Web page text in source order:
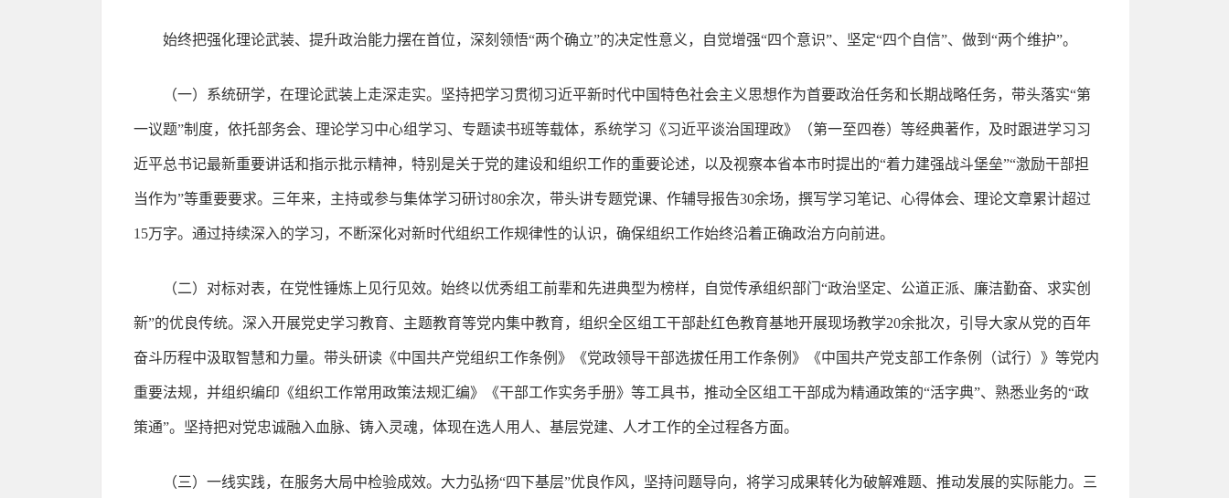
始终把强化理论武装、提升政治能力摆在首位，深刻领悟“两个确立”的决定性意义，自觉增强“四个意识”、坚定“四个自信”、做到“两个维护”。
（一）系统研学，在理论武装上走深走实。坚持把学习贯彻习近平新时代中国特色社会主义思想作为首要政治任务和长期战略任务，带头落实“第
一议题”制度，依托部务会、理论学习中心组学习、专题读书班等载体，系统学习《习近平谈治国理政》（第一至四卷）等经典著作，及时跟进学习习
近平总书记最新重要讲话和指示批示精神，特别是关于党的建设和组织工作的重要论述，以及视察本省本市时提出的“着力建强战斗堡垒”“激励干部担
当作为”等重要要求。三年来，主持或参与集体学习研讨80余次，带头讲专题党课、作辅导报告30余场，撰写学习笔记、心得体会、理论文章累计超过
15万字。通过持续深入的学习，不断深化对新时代组织工作规律性的认识，确保组织工作始终沿着正确政治方向前进。
（二）对标对表，在党性锤炼上见行见效。始终以优秀组工前辈和先进典型为榜样，自觉传承组织部门“政治坚定、公道正派、廉洁勤奋、求实创
新”的优良传统。深入开展党史学习教育、主题教育等党内集中教育，组织全区组工干部赴红色教育基地开展现场教学20余批次，引导大家从党的百年
奋斗历程中汲取智慧和力量。带头研读《中国共产党组织工作条例》《党政领导干部选拔任用工作条例》《中国共产党支部工作条例（试行）》等党内
重要法规，并组织编印《组织工作常用政策法规汇编》《干部工作实务手册》等工具书，推动全区组工干部成为精通政策的“活字典”、熟悉业务的“政
策通”。坚持把对党忠诚融入血脉、铸入灵魂，体现在选人用人、基层党建、人才工作的全过程各方面。
（三）一线实践，在服务大局中检验成效。大力弘扬“四下基层”优良作风，坚持问题导向，将学习成果转化为破解难题、推动发展的实际能力。三